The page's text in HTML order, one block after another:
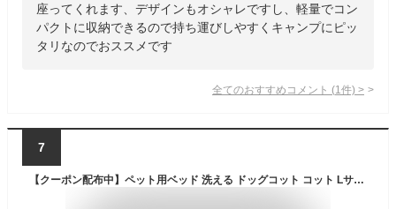
座ってくれます、デザインもオシャレですし、軽量でコン
パクトに収納できるので持ち運びしやすくキャンプにピッ
タリなのでおススメです
全てのおすすめコメント (1 件) >
7
【クーポン配布中】ペット用ベッド 洗える ドッグコット コット Lサイズ おしゃれ 収納 持ち運び 折りたたみ 組立簡単 脚付き ケース付き アニマルベッド 犬用 小型犬 中型犬 大型犬 コット キャンプ アウトドア ギア 快適 黒 緑 ANML COT